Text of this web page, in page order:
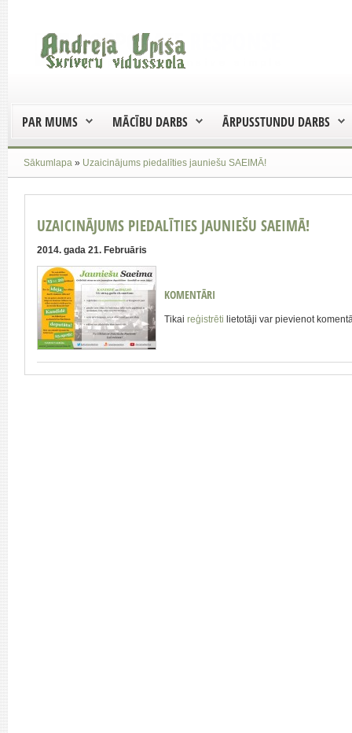
PAR MUMS MĀCĪBU DARBS ĀRPUSSTUNDU DARBS
Sākumlapa » Uzaicinājums piedalīties jauniešu SAEIMĀ!
UZAICINĀJUMS PIEDALĪTIES JAUNIEŠU SAEIMĀ!
2014. gada 21. Februāris
KOMENTĀRI
Tikai reģistrēti lietotāji var pievienot